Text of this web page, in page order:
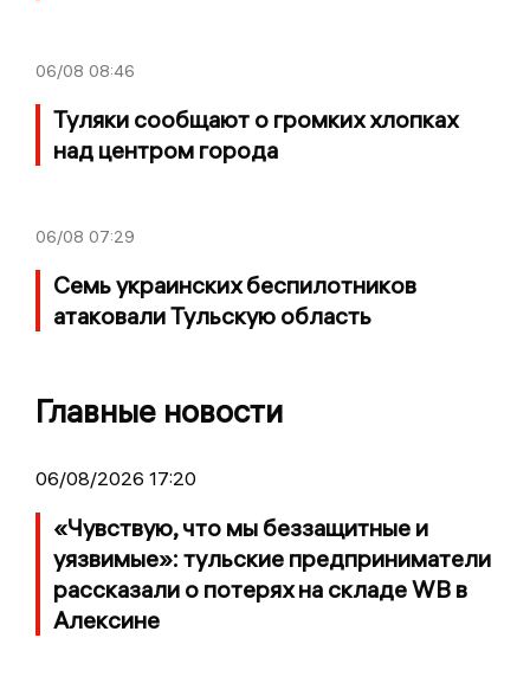
06/08 08:46
Туляки сообщают о громких хлопках
над центром города
06/08 07:29
Семь украинских беспилотников
атаковали Тульскую область
Главные новости
06/08/2026 17:20
«Чувствую, что мы беззащитные и
уязвимые»: тульские предприниматели
рассказали о потерях на складе WB в
Алексине